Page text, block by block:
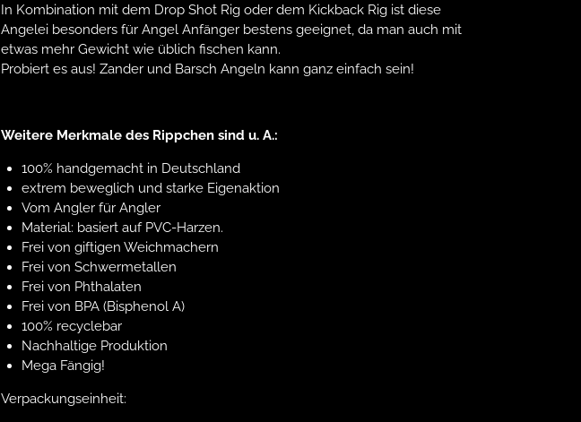
In Kombination mit dem Drop Shot Rig oder dem Kickback Rig ist diese
Angelei besonders für Angel Anfänger bestens geeignet, da man auch mit
etwas mehr Gewicht wie üblich fischen kann.
Probiert es aus! Zander und Barsch Angeln kann ganz einfach sein!
Weitere Merkmale des Rippchen sind u. A.:
100% handgemacht in Deutschland
extrem beweglich und starke Eigenaktion
Vom Angler für Angler
Material: basiert auf PVC-Harzen.
Frei von giftigen Weichmachern
Frei von Schwermetallen
Frei von Phthalaten
Frei von BPA (Bisphenol A)
100% recyclebar
Nachhaltige Produktion
Mega Fängig!
Verpackungseinheit: